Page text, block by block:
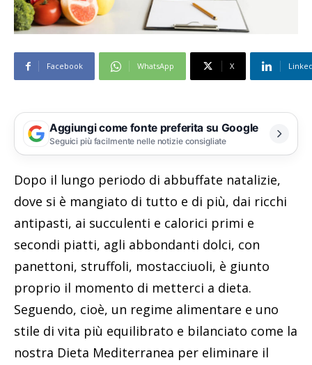
Facebook WhatsApp X
Aggiungi come fonte preferita su Google
Seguici più facilmente nelle notizie consigliate
Dopo il lungo periodo di abbuffate natalizie,
dove si è mangiato di tutto e di più, dai ricchi
antipasti, ai succulenti e calorici primi e
secondi piatti, agli abbondanti dolci, con
panettoni, struffoli, mostacciuoli, è giunto
proprio il momento di metterci a dieta.
Seguendo, cioè, un regime alimentare e uno
stile di vita più equilibrato e bilanciato come la
nostra Dieta Mediterranea per eliminare il